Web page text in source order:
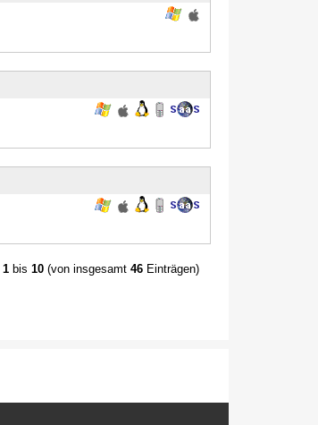
1bis 10(von insgesamt 46Einträgen)